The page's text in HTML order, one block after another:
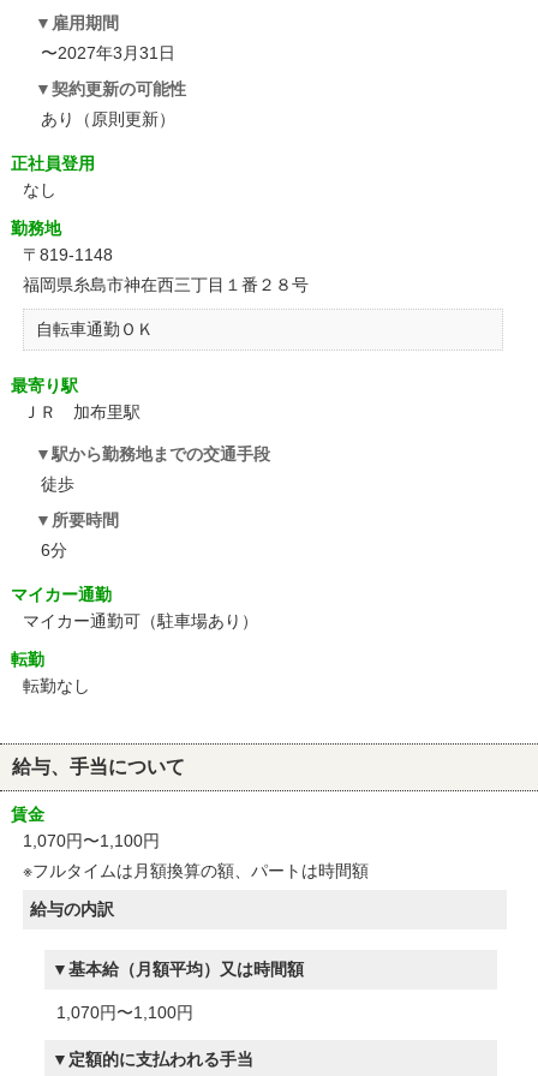
雇用期間
〜2027年3月31日
契約更新の可能性
あり（原則更新）
正社員登用
なし
勤務地
〒819-1148
福岡県糸島市神在西三丁目１番２８号
自転車通勤ＯＫ
最寄り駅
ＪＲ 加布里駅
駅から勤務地までの交通手段
徒歩
所要時間
6分
マイカー通勤
マイカー通勤可（駐車場あり）
転勤
転勤なし
給与、手当について
賃金
1,070円〜1,100円
※フルタイムは月額換算の額、パートは時間額
給与の内訳
基本給（月額平均）又は時間額
1,070円〜1,100円
定額的に支払われる手当